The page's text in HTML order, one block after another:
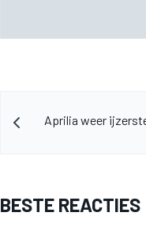
Aprilia weer
BESTE REACTIES